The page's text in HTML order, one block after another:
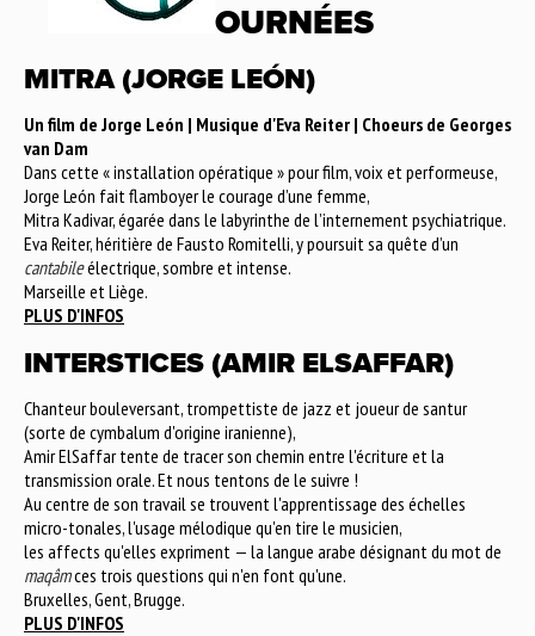
OURNÉES
MITRA (JORGE LEÓN)
Un film de Jorge León | Musique d'Eva Reiter | Choeurs de Georges
van Dam
Dans cette « installation opératique » pour film, voix et performeuse,
Jorge León fait flamboyer le courage d’une femme,
Mitra Kadivar, égarée dans le labyrinthe de l’internement psychiatrique.
Eva Reiter, héritière de Fausto Romitelli, y poursuit sa quête d’un
cantabileélectrique, sombre et intense.
Marseille et Liège.
PLUS D'INFOS
INTERSTICES (AMIR ELSAFFAR)
Chanteur bouleversant, trompettiste de jazz et joueur de santur
(sorte de cymbalum d'origine iranienne),
Amir ElSaffar tente de tracer son chemin entre l'écriture et la
transmission orale. Et nous tentons de le suivre !
Au centre de son travail se trouvent l'apprentissage des échelles
micro-tonales, l'usage mélodique qu'en tire le musicien,
les affects qu'elles expriment — la langue arabe désignant du mot de
maqâmces trois questions qui n'en font qu'une.
Bruxelles, Gent, Brugge.
PLUS D'INFOS